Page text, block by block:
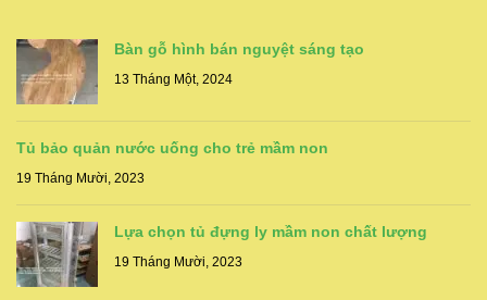
Bàn gỗ hình bán nguyệt sáng tạo
13 Tháng Một, 2024
Tủ bảo quản nước uống cho trẻ mầm non
19 Tháng Mười, 2023
Lựa chọn tủ đựng ly mầm non chất lượng
19 Tháng Mười, 2023